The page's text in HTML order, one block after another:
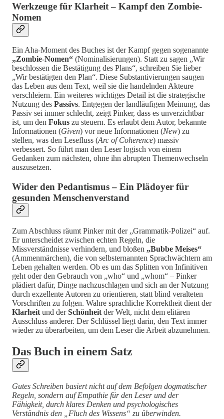
Werkzeuge für Klarheit – Kampf den Zombie-
Nomen
Ein Aha-Moment des Buches ist der Kampf gegen sogenannte
„Zombie-Nomen“ (Nominalisierungen). Statt zu sagen „Wir
beschlossen die Bestätigung des Plans“, schreiben Sie lieber
„Wir bestätigten den Plan“. Diese Substantivierungen saugen
das Leben aus dem Text, weil sie die handelnden Akteure
verschleiern. Ein weiteres wichtiges Detail ist die strategische
Nutzung des Passivs. Entgegen der landläufigen Meinung, das
Passiv sei immer schlecht, zeigt Pinker, dass es unverzichtbar
ist, um den Fokus zu steuern. Es erlaubt dem Autor, bekannte
Informationen (Given) vor neue Informationen (New) zu
stellen, was den Lesefluss (Arc of Coherence) massiv
verbessert. So führt man den Leser logisch von einem
Gedanken zum nächsten, ohne ihn abrupten Themenwechseln
auszusetzen.
Wider den Pedantismus – Ein Plädoyer für
gesunden Menschenverstand
Zum Abschluss räumt Pinker mit der „Grammatik-Polizei“ auf.
Er unterscheidet zwischen echten Regeln, die
Missverständnisse verhindern, und bloßen „Bubbe Meises“
(Ammenmärchen), die von selbsternannten Sprachwächtern am
Leben gehalten werden. Ob es um das Splitten von Infinitiven
geht oder den Gebrauch von „who“ und „whom“ – Pinker
plädiert dafür, Dinge nachzuschlagen und sich an der Nutzung
durch exzellente Autoren zu orientieren, statt blind veralteten
Vorschriften zu folgen. Wahre sprachliche Korrektheit dient der
Klarheit und derSchönheit der Welt, nicht dem elitären
Ausschluss anderer. Der Schlüssel liegt darin, den Text immer
wieder zu überarbeiten, um dem Leser die Arbeit abzunehmen.
Das Buch in einem Satz
Gutes Schreiben basiert nicht auf dem Befolgen dogmatischer
Regeln, sondern auf Empathie für den Leser und der
Fähigkeit, durch klares Denken und psychologisches
Verständnis den „Fluch des Wissens“ zu überwinden.